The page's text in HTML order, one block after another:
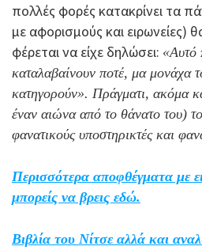
πολλές φορές κατακρίνει τα
με αφορισμούς και ειρωνείες)
φέρεται να είχε δηλώσει: «Αυτό
καταλαβαίνουν ποτέ, μα μονάχα
κατηγορούν». Πράγματι, ακόμα
έναν αιώνα από το θάνατο του) το
φανατικούς υποστηρικτές και
Περισσότερα αποφθέγματα με
μπορείς να βρεις εδώ.
Βιβλία του Νίτσε αλλά και